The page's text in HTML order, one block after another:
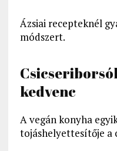
Ázsiai recepteknél
módszert.
kedvenc
A vegán konyha
tojáshelyettesítője a